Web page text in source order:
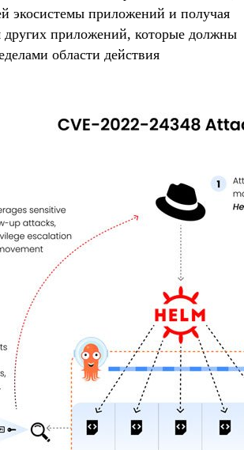
экосистемы приложений и получая
других приложений, которые должны
области действия